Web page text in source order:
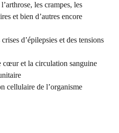
les crampes, les
et bien d’autres encore
d’épilepsies et des tensions
cœur et la circulation sanguine
cellulaire de l’organisme